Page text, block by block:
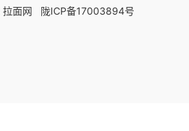
拉面网 陇ICP备17003894号